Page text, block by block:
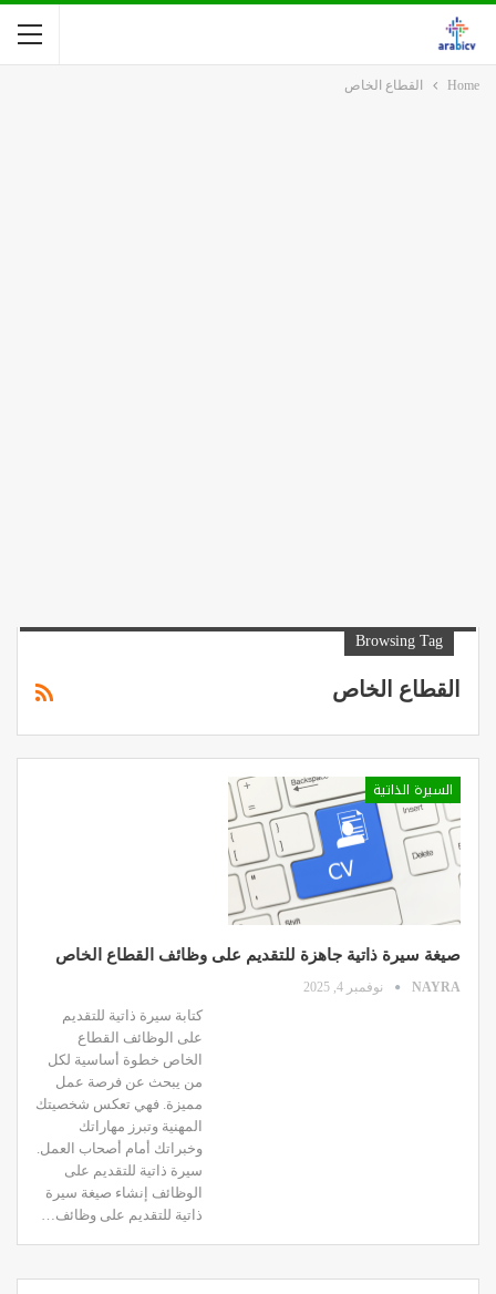
Home القطاع الخاص
Browsing Tag
القطاع الخاص
السيرة الذاتية
صيغة سيرة ذاتية جاهزة للتقديم على وظائف القطاع الخاص
NAYRA نوفمبر 4, 2025
كتابة سيرة ذاتية للتقديم
على الوظائف القطاع
الخاص خطوة أساسية لكل
من يبحث عن فرصة عمل
مميزة. فهي تعكس شخصيتك
المهنية وتبرز مهاراتك
وخبراتك أمام أصحاب العمل.
سيرة ذاتية للتقديم على
الوظائف إنشاء صيغة سيرة
ذاتية للتقديم على وظائف…